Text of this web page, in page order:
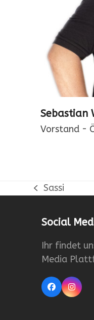
Sebastian
Vorstand -
vorheriger
Sassi
Social
Ihr findet
Media
Facebook